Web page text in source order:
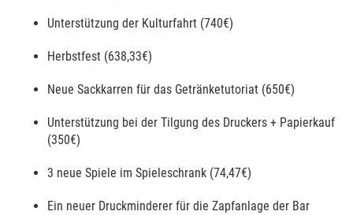
Unterstützung der Kulturfahrt (740€)
Herbstfest (638,33€)
Neue Sackkarren für das Getränketutoriat (650€)
Unterstützung bei der Tilgung des Druckers + Papierkauf
(350€)
3 neue Spiele im Spieleschrank (74,47€)
Ein neuer Druckminderer für die Zapfanlage der Bar